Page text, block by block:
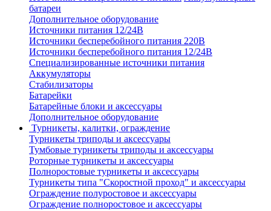
батареи
Дополнительное оборудование
Источники питания 12/24В
Источники бесперебойного питания 220В
Источники бесперебойного питания 12/24В
Специализированные источники питания
Аккумуляторы
Стабилизаторы
Батарейки
Батарейные блоки и аксессуары
Дополнительное оборудование
Турникеты, калитки, ограждение
Турникеты триподы и аксессуары
Тумбовые турникеты триподы и аксессуары
Роторные турникеты и аксессуары
Полноростовые турникеты и аксессуары
Турникеты типа "Скоростной проход" и аксессуары
Ограждение полуростовое и аксессуары
Ограждение полноростовое и аксессуары